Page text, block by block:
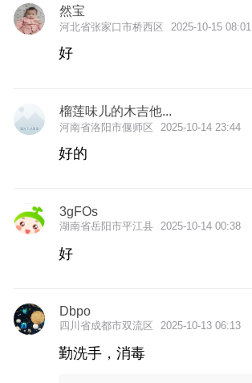
然宝
河北省张家口市桥西区 2025-10-15 08:01
好
榴莲味儿的木吉他...
河南省洛阳市偃师区 2025-10-14 23:44
好的
3gFOs
湖南省岳阳市平江县 2025-10-14 00:38
好
Dbpo
四川省成都市双流区 2025-10-13 06:13
勤洗手，消毒